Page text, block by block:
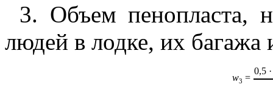
3. Объем пенопласта,
людей в лодке, их багажа
w3 =
0,5